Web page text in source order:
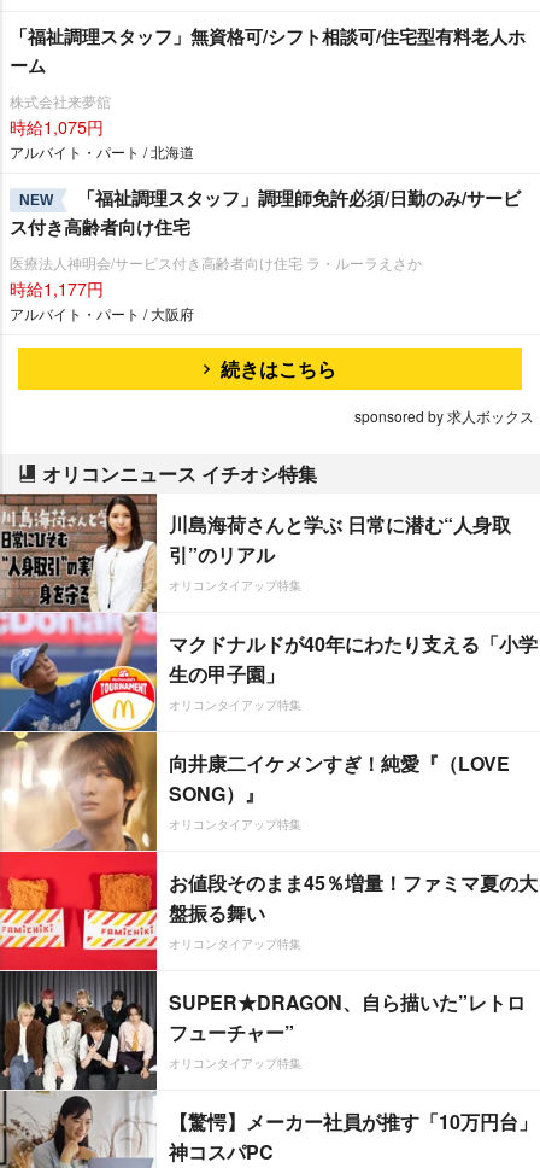
「福祉調理スタッフ」無資格可/シフト相談可/住宅型有料老人ホ
ーム
株式会社来夢舘
時給1,075円
アルバイト・パート / 北海道
NEW
「福祉調理スタッフ」調理師免許必須/日勤のみ/サービ
ス付き高齢者向け住宅
医療法人神明会/サービス付き高齢者向け住宅 ラ・ルーラえさか
時給1,177円
アルバイト・パート / 大阪府
続きはこちら
sponsored by 求人ボックス
オリコンニュース イチオシ特集
川島海荷さんと学ぶ 日常に潜む“人身取
引”のリアル
オリコンタイアップ特集
マクドナルドが40年にわたり支える「小学
生の甲子園」
オリコンタイアップ特集
向井康二イケメンすぎ！純愛『（LOVE
SONG）』
オリコンタイアップ特集
お値段そのまま45％増量！ファミマ夏の大
盤振る舞い
オリコンタイアップ特集
SUPER★DRAGON、自ら描いた”レトロ
フューチャー”
オリコンタイアップ特集
【驚愕】メーカー社員が推す「10万円台」
神コスパPC